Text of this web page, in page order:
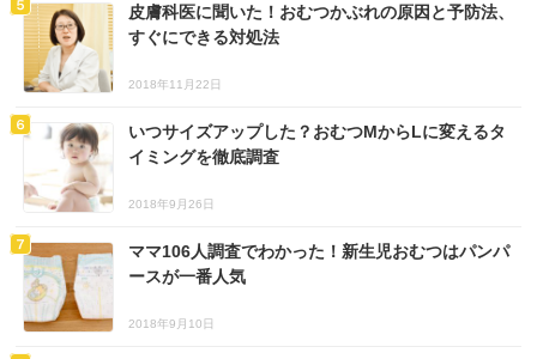
皮膚科医に聞いた！おむつかぶれの原因と予防法、
すぐにできる対処法
2018年11月22日
いつサイズアップした？おむつMからLに変えるタ
イミングを徹底調査
2018年9月26日
ママ106人調査でわかった！新生児おむつはパンパ
ースが一番人気
2018年9月10日